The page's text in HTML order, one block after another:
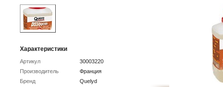
Характеристики
Артикул
30003220
Производитель
Франция
Бренд
Quelyd